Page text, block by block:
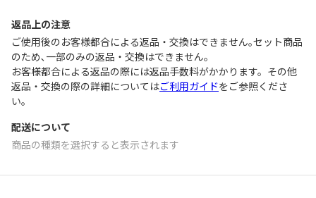
返品上の注意
ご使用後のお客様都合による返品・交換はできません｡セット商品
のため､一部のみの返品・交換はできません｡
お客様都合による返品の際には返品手数料がかかります。その他
返品・交換の際の詳細についてはご利用ガイドをご参照くださ
い。
配送について
商品の種類を選択すると表示されます